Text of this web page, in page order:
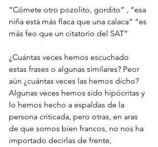
“Cómete otro pozolito, gordito” , “esa
niña está más flaca que una calaca” “es
más feo que un citatorio del SAT”
¿Cuántas veces hemos escuchado
estas frases o algunas similares? Peor
aún ¿cuántas veces las hemos dicho?
Algunas veces hemos sido hipócritas y
lo hemos hecho a espaldas de la
persona criticada, pero otras, en aras
de que somos bien francos, no nos ha
importado decirlas de frente,